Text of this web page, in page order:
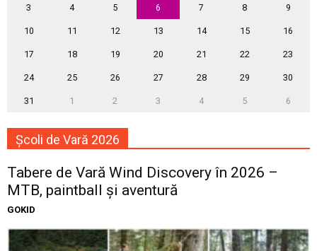
3 4 5 6 7 8 9
10 11 12 13 14 15 16
17 18 19 20 21 22 23
24 25 26 27 28 29 30
31 1 2 3 4 5 6
Școli de Vară 2026
Tabere de Vară Wind Discovery în 2026 –
MTB, paintball și aventură
GOKID